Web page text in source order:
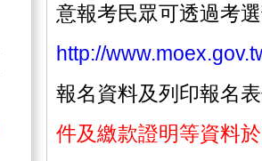
意報考民眾可透過考
http://
報名資料及列印報名
件及繳款證明等資料